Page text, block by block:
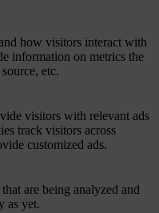
how visitors interact with
information on metrics the
etc.
visitors with relevant ads
track visitors across
customized ads.
are being analyzed and
as yet.